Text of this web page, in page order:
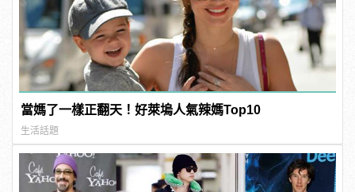
當媽了一樣正翻天！好萊塢人氣辣媽Top10
生活話題